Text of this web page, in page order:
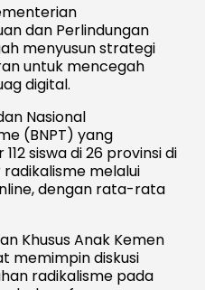
dan Perlindungan
menyusun strategi
untuk mencegah
digital.
Nasional
(BNPT) yang
siswa di 26 provinsi di
melalui
dengan rata-rata
Khusus Anak Kemen
memimpin diskusi
radikalisme pada